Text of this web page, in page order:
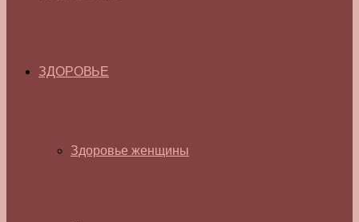
ЗДОРОВЬЕ
Здоровье женщины